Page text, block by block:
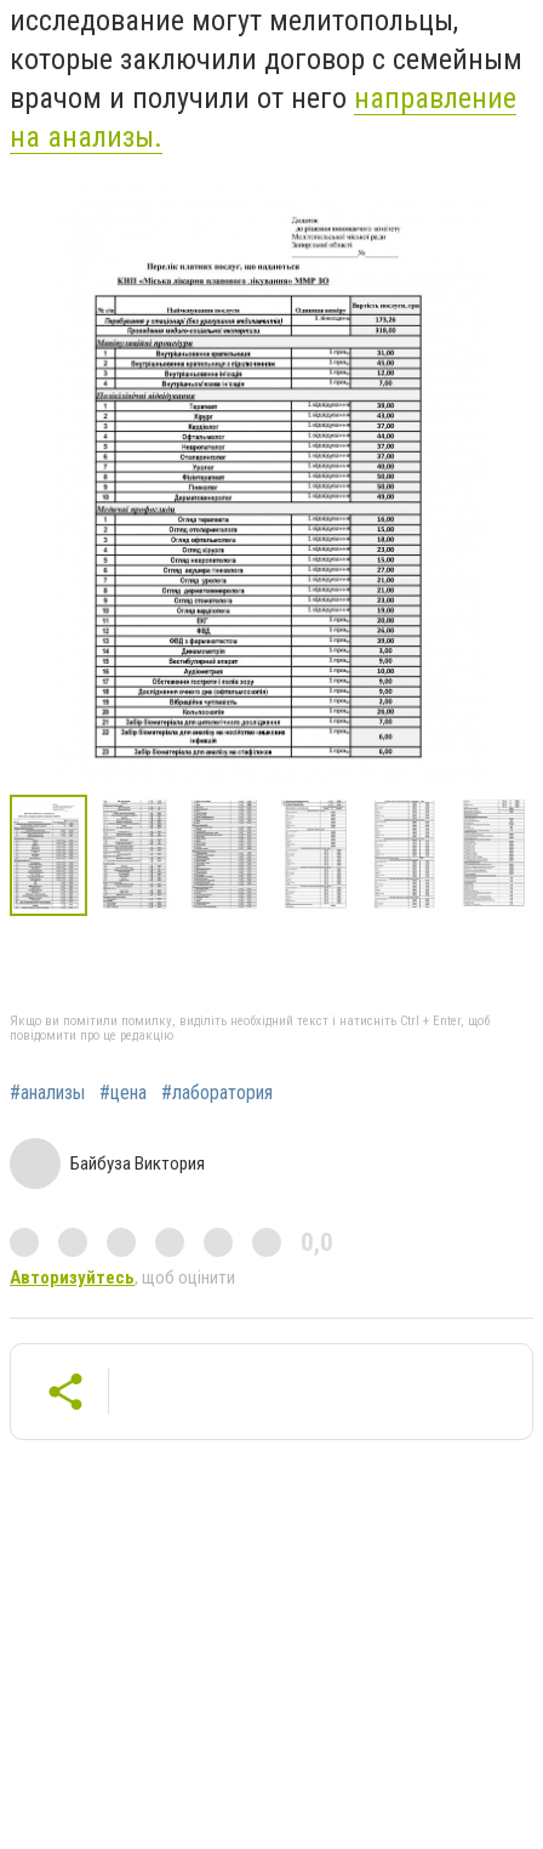
исследование могут мелитопольцы,
которые заключили договор с семейным
врачом и получили от него направление
на анализы.
Якщо ви помітили помилку, виділіть необхідний текст і натисніть Ctrl + Enter, щоб
повідомити про це редакцію
#анализы #цена #лаборатория
Байбуза Виктория
0,0
Авторизуйтесь, щоб оцінити